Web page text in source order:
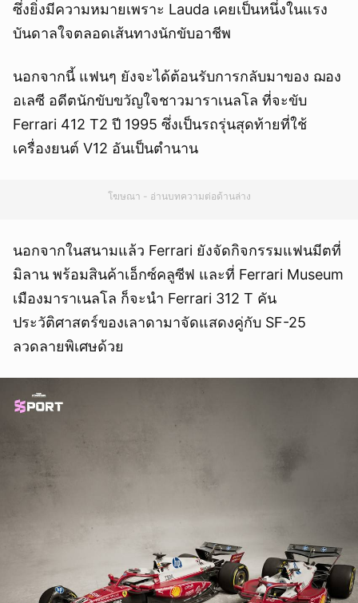
ซึ่งยิ่งมีความหมายเพราะ Lauda เคยเป็นหนึ่งในแรง
บันดาลใจตลอดเส้นทางนักขับอาชีพ
นอกจากนี้ แฟนๆ ยังจะได้ต้อนรับการกลับมาของ ฌอง
อเลซี อดีตนักขับขวัญใจชาวมาราเนลโล ที่จะขับ
Ferrari 412 T2 ปี 1995 ซึ่งเป็นรถรุ่นสุดท้ายที่ใช้
เครื่องยนต์ V12 อันเป็นตำนาน
โฆษณา - อ่านบทความต่อด้านล่าง
นอกจากในสนามแล้ว Ferrari ยังจัดกิจกรรมแฟนมีตที่
มิลาน พร้อมสินค้าเอ็กซ์คลูซีฟ และที่ Ferrari Museum
เมืองมาราเนลโล ก็จะนำ Ferrari 312 T คัน
ประวัติศาสตร์ของเลาดามาจัดแสดงคู่กับ SF-25
ลวดลายพิเศษด้วย